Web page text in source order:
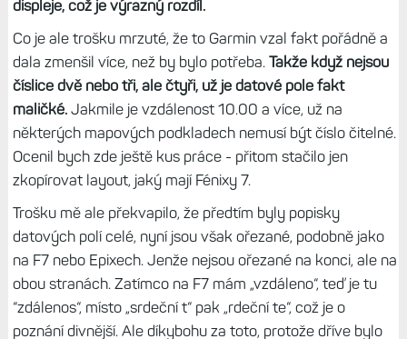
Základ dobrý, ale chce to ještě
doladit
Velikost dvou datových polí se nyní dynamicky
přizpůsobují délce, takže
třeba vzdálenost je menší
velikosti než tepová frekvence.
Už se nestane, že by data
vytékala z displeje ven. Zmenšením polí se vytvořilo místo
pro šipku, která nyní skočila zpět dolů a je dokonce pod
úrovní dat;v podstatě je nyní níže o cca polovinu
displeje, což je výrazný rozdíl.
Co je ale trošku mrzuté, že to Garmin vzal fakt pořádně a
dala zmenšil více, než by bylo potřeba.Takže když nejsou
číslice dvě nebo tři, ale čtyři, už je datové pole fakt